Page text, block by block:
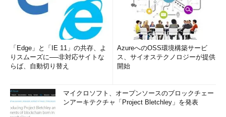
「Edge」と「IE 11」の共存、よ
りスムーズに──非対応サイトな
らば、自動切り替え
AzureへのOSS環境構築サービ
ス、サイオステクノロジーが提供
開始
マイクロソフト、オープンソースのブロックチェー
ンアーキテクチャ「Project Bletchley」を発表